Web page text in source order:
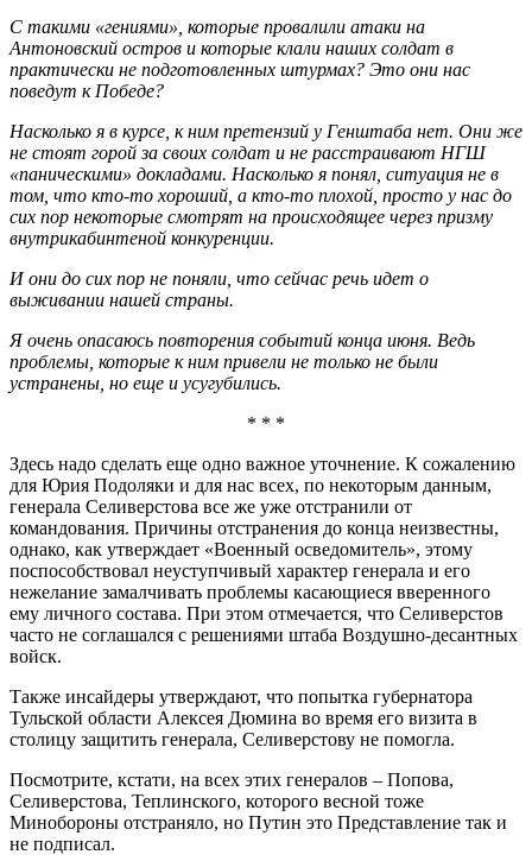
С такими «гениями», которые провалили атаки на
Антоновский остров и которые клали наших солдат в
практически не подготовленных штурмах? Это они нас
поведут к Победе?
Насколько я в курсе, к ним претензий у Генштаба нет. Они же
не стоят горой за своих солдат и не расстраивают НГШ
«паническими» докладами. Насколько я понял, ситуация не в
том, что кто-то хороший, а кто-то плохой, просто у нас до
сих пор некоторые смотрят на происходящее через призму
внутрикабинтеной конкуренции.
И они до сих пор не поняли, что сейчас речь идет о
выживании нашей страны.
Я очень опасаюсь повторения событий конца июня. Ведь
проблемы, которые к ним привели не только не были
устранены, но еще и усугубились.
* * *
Здесь надо сделать еще одно важное уточнение. К сожалению
для Юрия Подоляки и для нас всех, по некоторым данным,
генерала Селиверстова все же уже отстранили от
командования. Причины отстранения до конца неизвестны,
однако, как утверждает «Военный осведомитель», этому
поспособствовал неуступчивый характер генерала и его
нежелание замалчивать проблемы касающиеся вверенного
ему личного состава. При этом отмечается, что Селиверстов
часто не соглашался с решениями штаба Воздушно-десантных
войск.
Также инсайдеры утверждают, что попытка губернатора
Тульской области Алексея Дюмина во время его визита в
столицу защитить генерала, Селиверстову не помогла.
Посмотрите, кстати, на всех этих генералов – Попова,
Селиверстова, Теплинского, которого весной тоже
Минобороны отстраняло, но Путин это Представление так и
не подписал.